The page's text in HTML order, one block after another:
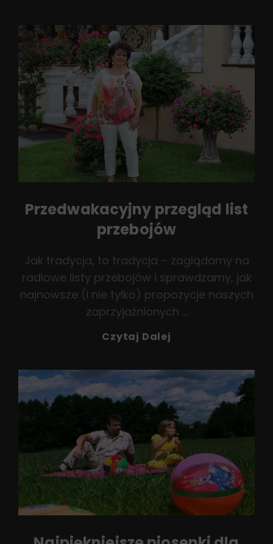
Naszych
Zaprzyjaźnionych
Artystów?
Przedwakacyjny przegląd list
przebojów
Jak tradycja, to tradycja – zaglądamy na
radiowe listy przebojów i sprawdzamy, jak
najnowsze (i nie tylko) propozycje naszych
zaprzyjaźnionych …
Czytaj Dalej
Przebojów